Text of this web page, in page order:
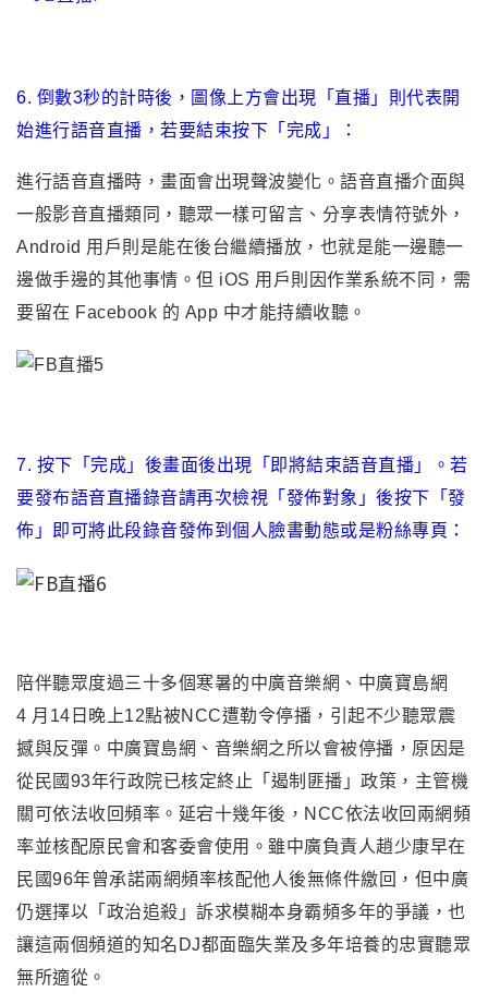
6. 倒數3秒的計時後 ， 圖像上方會出現 「 直播 」 則代表開
始進行語音直播 ，若要結束按下 「 完成 」 ：
進行語音直播時 ， 畫面會出現聲波變化。語音直播介面與
一般影音直播類同，聽眾一樣可留言、分享表情符號外，
Android 用戶則是能在後台繼續播放，也就是能一邊聽一
邊做手邊的其他事情。但 iOS 用戶則因作業系統不同，需
要留在 Facebook 的 App 中才能持續收聽。
7. 按下 「 完成 」 後畫面後出現 「 即將結束語音直播 」 。 若
要發布語音直播錄音請再次檢視「發佈對象」後按下 「 發
佈 」 即可將此段錄音發佈到個人臉書動態或是粉絲專頁 ：
陪伴聽眾度過三十多個寒暑的中廣音樂網、中廣寶島網
4 月14日晚上12點被NCC遭勒令停播 ， 引起不少聽眾震
撼與反彈。中廣寶島網、音樂網之所以會被停播，原因是
從民國93年行政院已核定終止「遏制匪播」政策，主管機
關可依法收回頻率。延宕十幾年後 ， NCC依法收回兩網頻
率並核配原民會和客委會使用。雖中廣負責人趙少康早在
民國96年曾承諾兩網頻率核配他人後無條件繳回 ， 但中廣
仍選擇以「政治追殺」訴求模糊本身霸頻多年的爭議 ， 也
讓這兩個頻道的知名DJ都面臨失業及多年培養的忠實聽眾
無所適從。